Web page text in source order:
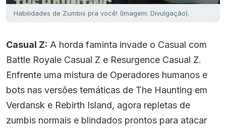
Habilidades de Zumbis pra você! (Imagem: Divulgação).
Casual Z: A horda faminta invade o Casual com
Battle Royale Casual Z e Resurgence Casual Z.
Enfrente uma mistura de Operadores humanos e
bots nas versões temáticas de The Haunting em
Verdansk e Rebirth Island, agora repletas de
zumbis normais e blindados prontos para atacar